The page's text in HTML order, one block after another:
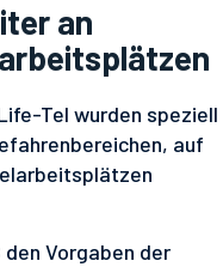
an
Tel wurden speziell
auf
Vorgaben der